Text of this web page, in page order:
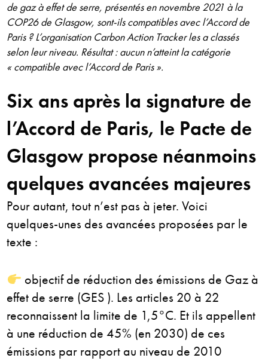
de gaz à effet de serre, présentés en novembre 2021 à la
COP26 de Glasgow, sont-ils compatibles avec l’Accord de
Paris ? L’organisation Carbon Action Tracker les a classés
selon leur niveau. Résultat : aucun n’atteint la catégorie
« compatible avec l’Accord de Paris ».
Six ans après la signature de
l’Accord de Paris, le Pacte de
Glasgow propose néanmoins
quelques avancées majeures
Pour autant, tout n’est pas à jeter. Voici
quelques-unes des avancées proposées par le
texte :
objectif de réduction des émissions de Gaz à
effet de serre (GES ). Les articles 20 à 22
reconnaissent la limite de 1,5°C. Et ils appellent
à une réduction de 45% (en 2030) de ces
émissions par rapport au niveau de 2010